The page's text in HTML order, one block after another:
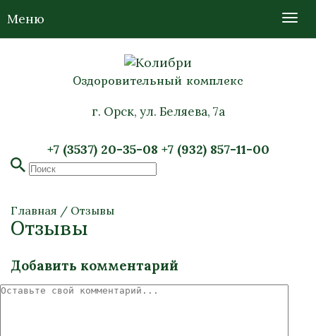
Оздоровительный комплекс
г. Орск, ул. Беляева, 7а
+7 (3537) 20-35-08 +7 (932) 857-11-00
Меню
Главная / Отзывы
Отзывы
Добавить комментарий